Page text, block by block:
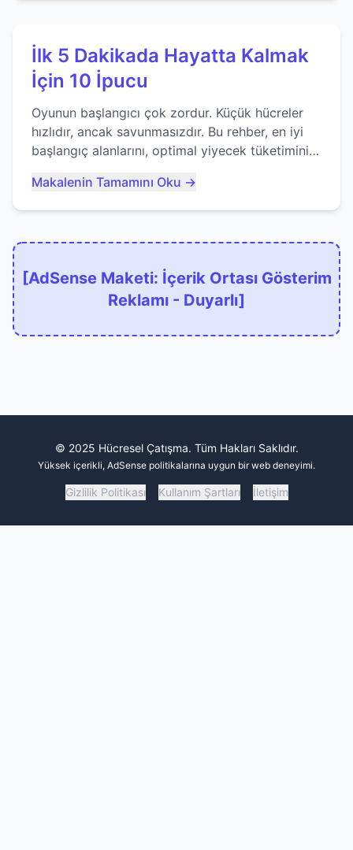
İlk 5 Dakikada Hayatta Kalmak
İçin 10 İpucu
Oyunun başlangıcı çok zordur. Küçük hücreler
hızlıdır, ancak savunmasızdır. Bu rehber, en iyi
başlangıç alanlarını, optimal yiyecek tüketimini
kaçınacağınızı anlatıyor...
Makalenin Tamamını Oku →
[AdSense Maketi: İçerik Ortası Gösterim
Reklamı - Duyarlı]
© 2025 Hücresel Çatışma. Tüm Hakları Saklıdır.
Yüksek içerikli, AdSense politikalarına uygun bir web deneyimi.
Gizlilik Politikası Kullanım Şartları İletişim